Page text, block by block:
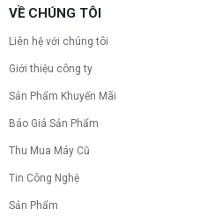
VỀ CHÚNG TÔI
Liên hệ với chúng tôi
Giới thiệu công ty
Sản Phẩm Khuyến Mãi
Báo Giá Sản Phẩm
Thu Mua Máy Cũ
Tin Công Nghệ
Sản Phẩm